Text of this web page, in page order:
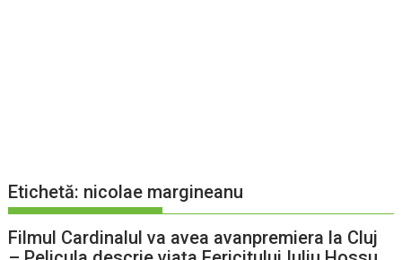
Etichetă: nicolae margineanu
Filmul Cardinalul va avea avanpremiera la Cluj